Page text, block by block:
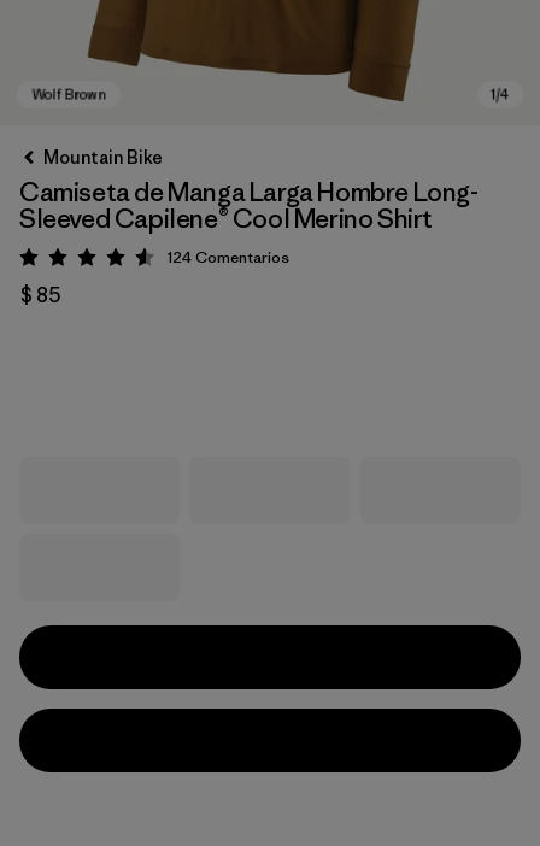
Mountain Bike
Camiseta de Manga Larga Hombre Long-
Sleeved Capilene® Cool Merino Shirt
Valoración: 4.6 / 5
124Comentarios
$ 85